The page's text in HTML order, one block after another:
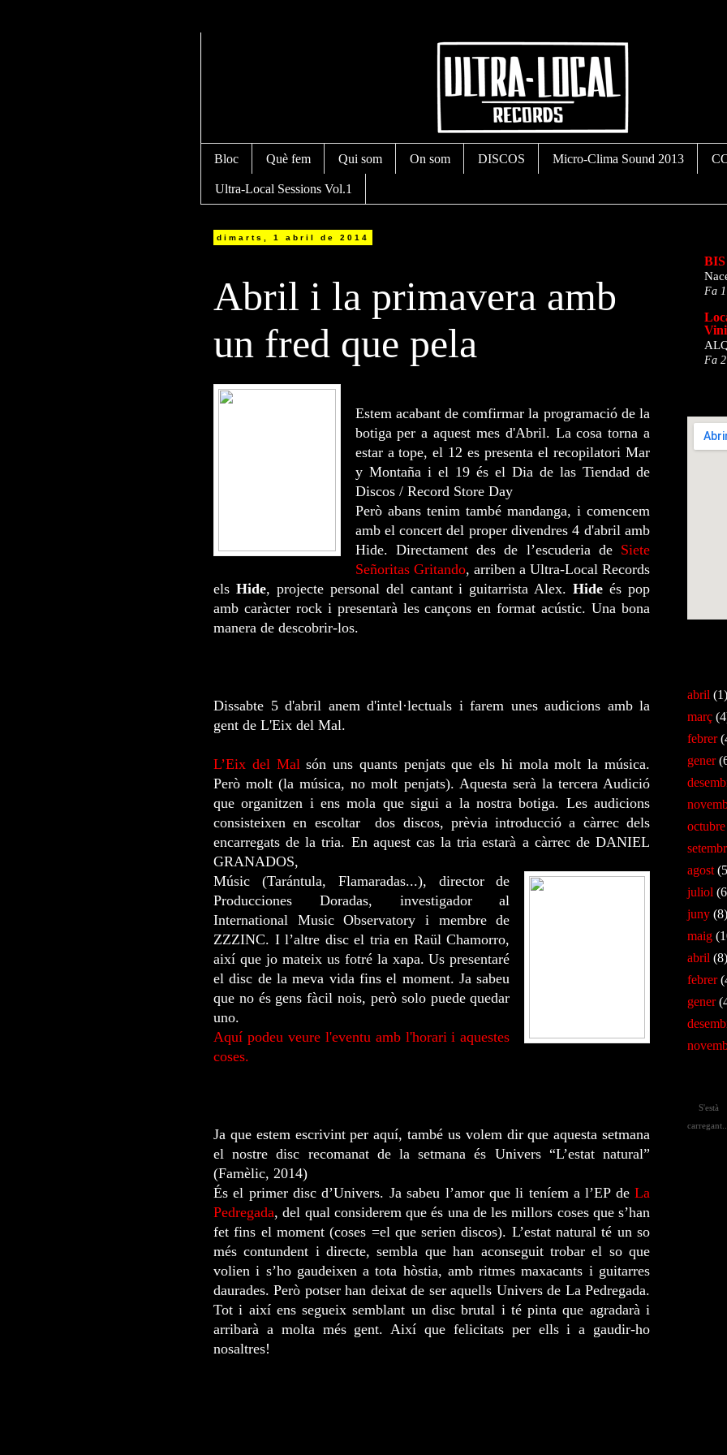
Bloc Què fem Qui som On som DISCOS Micro-Clima Sound 2013
Ultra-Local Sessions Vol.1
dimarts, 1 abril de 2014
Abril i la primavera amb
un fred que pela
Estem acabant de comfirmar la programació de la
botiga per a aquest mes d'Abril. La cosa torna a
estar a tope, el 12 es presenta el recopilatori Mar
y Montaña i el 19 és el Dia de las Tiendad de
Discos / Record Store Day
Però abans tenim també mandanga, i comencem
amb el concert del proper divendres 4 d'abril amb
Hide. Directament des de l’escuderia de Siete
Señoritas Gritando, arriben a Ultra-Local Records
els Hide, projecte personal del cantant i guitarrista Alex.Hide és pop
amb caràcter rock i presentarà les cançons en format acústic. Una bona
manera de descobrir-los.
Dissabte 5 d'abril anem d'intel·lectuals i farem unes audicions amb la
gent de L'Eix del Mal.
L’Eix del Malsón uns quants penjats que els hi mola molt la música.
Però molt (la música, no molt penjats). Aquesta serà la tercera Audició
que organitzen i ens mola que sigui a la nostra botiga. Les audicions
consisteixen en escoltar dos discos, prèvia introducció a càrrec dels
encarregats de la tria. En aquest cas la tria estarà a càrrec de DANIEL
GRANADOS,
Músic (Tarántula, Flamaradas...), director de
Producciones Doradas, investigador al
International Music Observatory i membre de
ZZZINC. I l’altre disc el tria en Raül Chamorro,
així que jo mateix us fotré la xapa. Us presentaré
el disc de la meva vida fins el moment. Ja sabeu
que no és gens fàcil nois, però solo puede quedar
uno.
Aquí podeu veure l'eventu amb l'horari i aquestes
coses.
Ja que estem escrivint per aquí, també us volem dir que aquesta setmana
el nostre disc recomanat de la setmana és Univers “L’estat natural”
(Famèlic, 2014)
És el primer disc d’Univers. Ja sabeu l’amor que li teníem a l’EP deLa
Pedregada, del qual considerem que és una de les millors coses que s’han
fet fins el moment (coses =el que serien discos). L’estat natural té un so
més contundent i directe, sembla que han aconseguit trobar el so que
volien i s’ho gaudeixen a tota hòstia, amb ritmes maxacants i guitarres
daurades. Però potser han deixat de ser aquells Univers de La Pedregada.
Tot i així ens segueix semblant un disc brutal i té pinta que agradarà i
arribarà a molta més gent. Així que felicitats per ells i a gaudir-ho
nosaltres!
BIS
Fa
Fa
abril (1)
març
febrer
gener
octubre
agost
juliol
juny (8)
maig
abril (8)
febrer
gener
S'està